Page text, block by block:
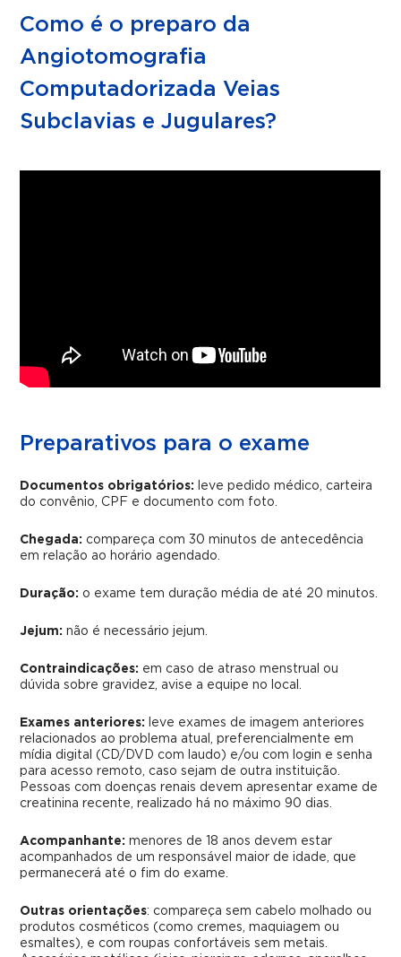
Como é o preparo da
Angiotomografia
Computadorizada Veias
Subclavias e Jugulares?
Preparativos para o exame
Documentos obrigatórios:
leve pedido médico, carteira
do convênio, CPF e documento com foto.
Chegada: compareça com 30 minutos de antecedência
em relação ao horário agendado.
Duração: o exame tem duração média de até 20 minutos.
Jejum: não é necessário jejum.
Contraindicações: em caso de atraso menstrual ou
dúvida sobre gravidez, avise a equipe no local.
Exames anteriores:
leve exames de imagem anteriores
relacionados ao problema atual, preferencialmente em
mídia digital (CD/DVD com laudo) e/ou com login e senha
para acesso remoto, caso sejam de outra instituição.
Pessoas com doenças renais devem apresentar exame de
creatinina recente, realizado há no máximo 90 dias.
Acompanhante: menores de 18 anos devem estar
acompanhados de um responsável maior de idade, que
permanecerá até o fim do exame.
Outras orientações: compareça sem cabelo molhado ou
produtos cosméticos (como cremes, maquiagem ou
esmaltes), e com roupas confortáveis sem metais.